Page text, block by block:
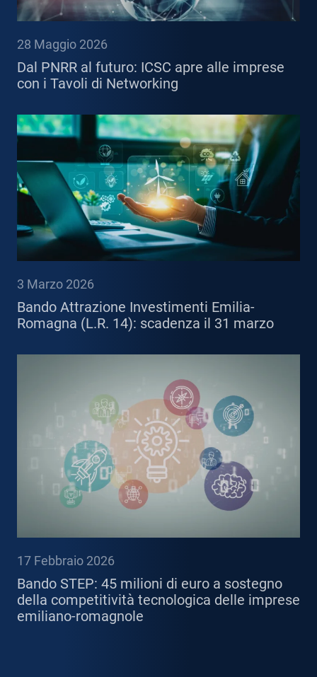
28 Maggio 2026
Dal PNRR al futuro: ICSC apre alle imprese
con i Tavoli di Networking
3 Marzo 2026
Bando Attrazione Investimenti Emilia-
Romagna (L.R. 14): scadenza il 31 marzo
17 Febbraio 2026
Bando STEP: 45 milioni di euro a sostegno
della competitività tecnologica delle imprese
emiliano-romagnole